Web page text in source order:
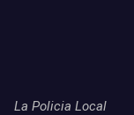
La Policia Local